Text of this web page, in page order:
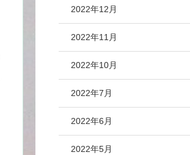
2022年12月
2022年11月
2022年10月
2022年7月
2022年6月
2022年5月